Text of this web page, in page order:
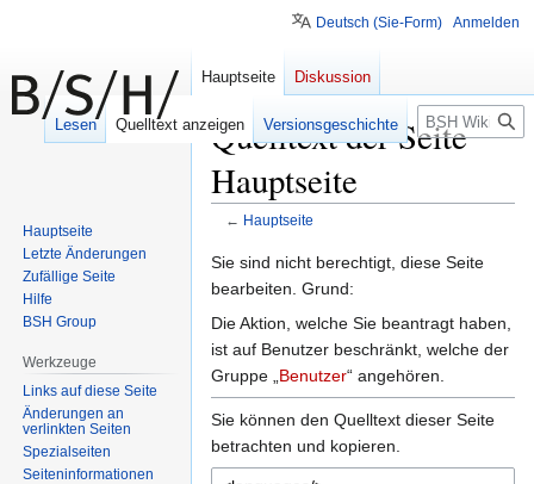
Quelltext der Seite
Hauptseite
← Hauptseite
Zur
Navigation
springen
Zur
Suche
springen
Sie sind nicht berechtigt, diese Seite
bearbeiten. Grund:
Die Aktion, welche Sie beantragt haben,
ist auf Benutzer beschränkt, welche der
Gruppe „ Benutzer“ angehören.
Sie können den Quelltext dieser Seite
betrachten und kopieren.
Deutsch (Sie-Form) Anmelden
Hauptseite Diskussion
Lesen Quelltext anzeigen Versionsgeschichte Suche
Hauptseite
Letzte Änderungen
Zufällige Seite
Hilfe
BSH Group
Werkzeuge
Links auf diese Seite
Änderungen an
verlinkten Seiten
Spezialseiten
Seiten­informationen